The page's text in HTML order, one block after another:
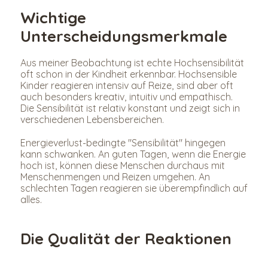
Wichtige
Unterscheidungsmerkmale
Aus meiner Beobachtung ist echte Hochsensibilität
oft schon in der Kindheit erkennbar. Hochsensible
Kinder reagieren intensiv auf Reize, sind aber oft
auch besonders kreativ, intuitiv und empathisch.
Die Sensibilität ist relativ konstant und zeigt sich in
verschiedenen Lebensbereichen.
Energieverlust-bedingte "Sensibilität" hingegen
kann schwanken. An guten Tagen, wenn die Energie
hoch ist, können diese Menschen durchaus mit
Menschenmengen und Reizen umgehen. An
schlechten Tagen reagieren sie überempfindlich auf
alles.
Die Qualität der Reaktionen